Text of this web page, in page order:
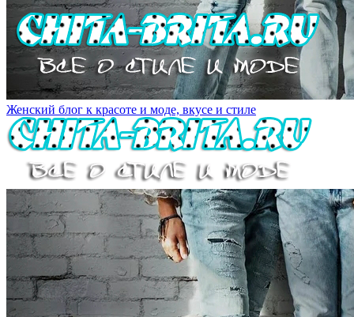
Женский блог к красоте и моде, вкусе и стиле